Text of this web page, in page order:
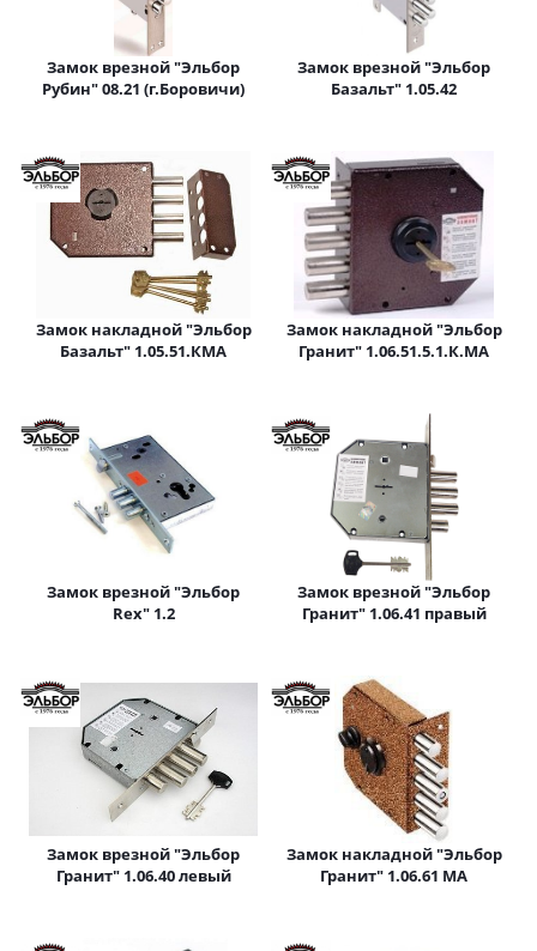
Замок врезной "Эльбор
Рубин" 08.21 (г.Боровичи)
Замок врезной "Эльбор
Базальт" 1.05.42
Замок накладной "Эльбор
Базальт" 1.05.51.КМА
Замок накладной "Эльбор
Гранит" 1.06.51.5.1.К.МА
Замок врезной "Эльбор
Rex" 1.2
Замок врезной "Эльбор
Гранит" 1.06.41 правый
Замок врезной "Эльбор
Гранит" 1.06.40 левый
Замок накладной "Эльбор
Гранит" 1.06.61 МА